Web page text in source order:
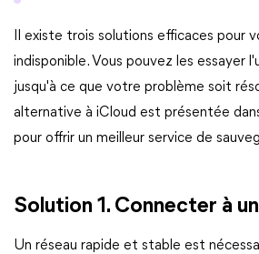
Il existe trois solutions efficaces pour
indisponible. Vous pouvez les essayer
jusqu'à ce que votre problème soit
alternative à iCloud est présentée
pour offrir un meilleur service de
Solution 1. Connecter à
Un réseau rapide et stable est